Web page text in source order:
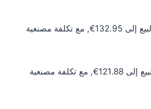
سعر الذهب عيار 24 اليوم يبلغ 117.35€ للشراء الخام و120.87€ للبيع الخام. أما مع إضافة المصنعية، فيرتفع سعر الشراء إلى 129.08€ وسعر البيع إلى 132.95€, مع تكلفة مصنعية
سعر الذهب عيار 22 اليوم يبلغ 107.57€ للشراء الخام و110.80€ للبيع الخام. أما مع إضافة المصنعية، فيرتفع سعر الشراء إلى 118.33€ وسعر البيع إلى 121.88€, مع تكلفة مصنعية